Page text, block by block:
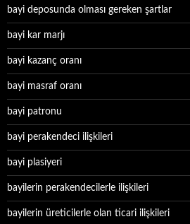
bayi deposunda olması gereken şartlar
bayi kar marjı
bayi kazanç oranı
bayi masraf oranı
bayi patronu
bayi perakendeci ilişkileri
bayi plasiyeri
bayilerin perakendecilerle ilişkileri
bayilerin üreticilerle olan ticari ilişkileri